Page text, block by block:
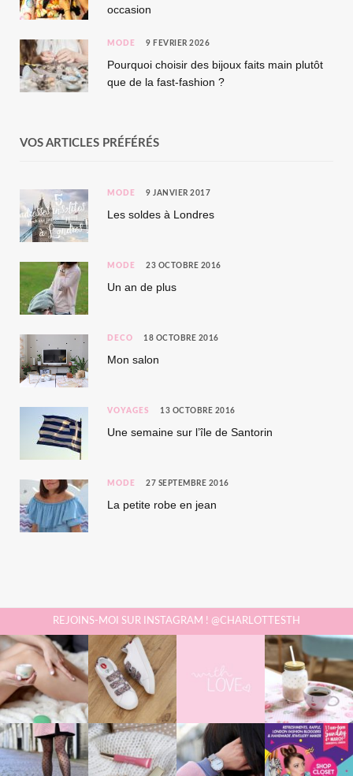
occasion
MODE 9 FÉVRIER 2026
Pourquoi choisir des bijoux faits main plutôt
que de la fast-fashion ?
VOS ARTICLES PRÉFÉRÉS
MODE 9 JANVIER 2017
Les soldes à Londres
MODE 23 OCTOBRE 2016
Un an de plus
DÉCO 18 OCTOBRE 2016
Mon salon
VOYAGES 13 OCTOBRE 2016
Une semaine sur l’île de Santorin
MODE 27 SEPTEMBRE 2016
La petite robe en jean
REJOINS-MOI SUR INSTAGRAM ! @CHARLOTTESTH